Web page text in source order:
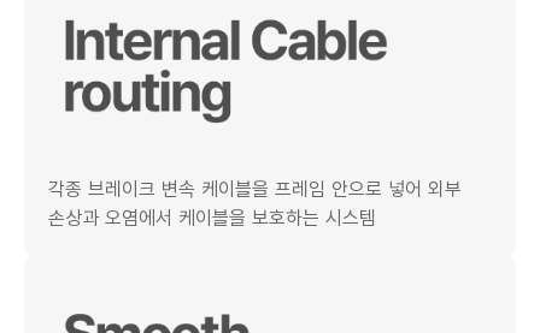
각종 브레이크 변속 케이블을 프레임 안으로 넣어 외부
손상과 오염에서 케이블을 보호하는 시스템